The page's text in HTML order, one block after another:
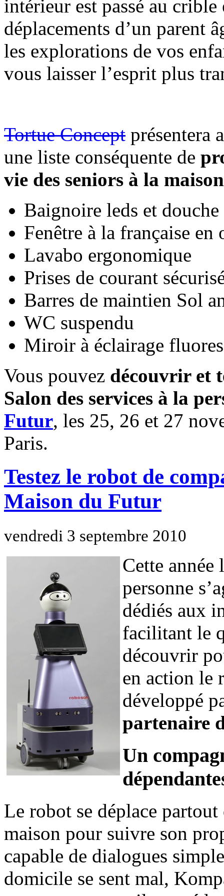
intérieur est passé au
déplacements d’un parent
les explorations de vos
vous laisser l’esprit plus
Tortue Concept présentera
une liste conséquente de
vie des seniors à la maison
Baignoire leds et
Fenêtre à la française
Lavabo ergonomique
Prises de courant
Barres de maintien Sol
WC suspendu
Miroir à éclairage
Vous pouvez découvrir et
Salon des services à la
Futur, les 25, 26 et 27
Paris.
Testez le robot de
Maison du Futur
vendredi 3 septembre 2010
Cette année
personne
dédiés aux
facilitant le
découvrir
en action le
développé
partenaire
Un
Le robot se déplace
maison pour suivre son
capable de dialogues
domicile se sent mal,